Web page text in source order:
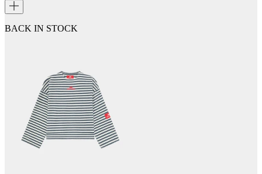
BACK IN STOCK